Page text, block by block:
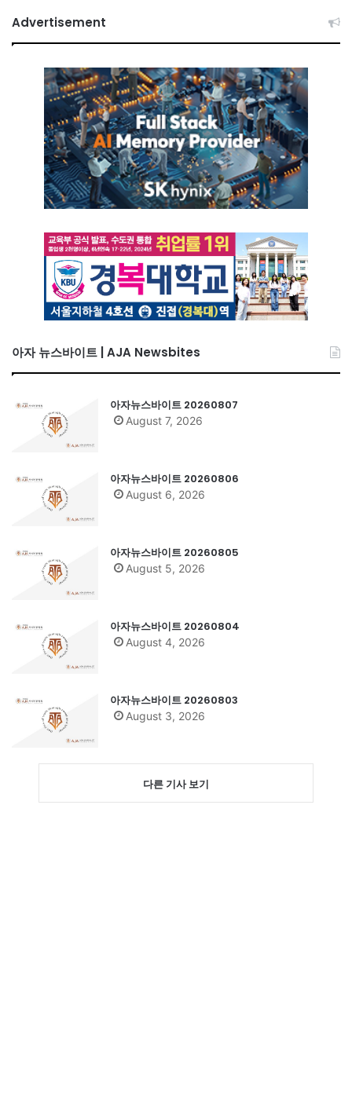
Advertisement
아자 뉴스바이트 | AJA Newsbites
아자뉴스바이트 20260807
August 7, 2026
아자뉴스바이트 20260806
August 6, 2026
아자뉴스바이트 20260805
August 5, 2026
아자뉴스바이트 20260804
August 4, 2026
아자뉴스바이트 20260803
August 3, 2026
다른 기사 보기